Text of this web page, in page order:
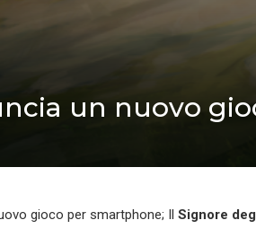
un nuovo
gioco per smartphone; Il Signore